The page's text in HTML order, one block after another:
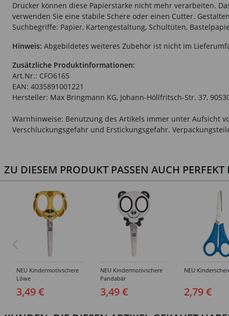
Drucker können diese Papierstärke nicht mehr verarbeiten.
verwenden Sie eine stabile Schere oder einen Cutter.
Suchbegriffe: Papier, Kartengestaltung, Schultüten,
Hinweis: Abgebildetes weiteres Zubehör ist nicht im
Zusätzliche Produktinformationen:
Art.Nr.: CFO6165
EAN: 4035891001221
Hersteller: Max Bringmann KG, Johann-Höllfritsch-Str. 37,
Warnhinweise: Benutzung des Artikels immer unter Aufsicht
Verschluckungsgefahr und Erstickungsgefahr.
ZU DIESEM PRODUKT PASSEN AUCH PERFEKT
NEU Kindermotivschere
Löwe
3,49 €
NEU Kindermotivschere
Pandabär
3,49 €
NEU
2,79 €